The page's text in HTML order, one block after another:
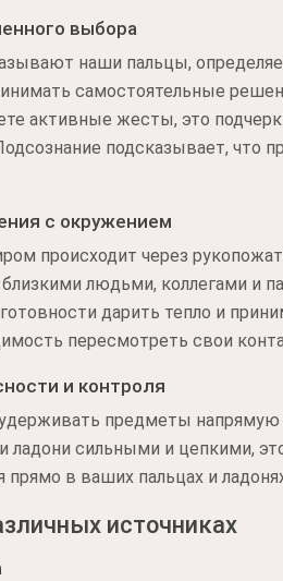
выбора
наши пальцы,
самостоятельные
активные жесты, это
подсказывает, что
с окружением
происходит через
людьми, коллегами и
дарить тепло и
пересмотреть свои
и контроля
предметы
ладони сильными и цепкими,
прямо в ваших пальцах и
источниках